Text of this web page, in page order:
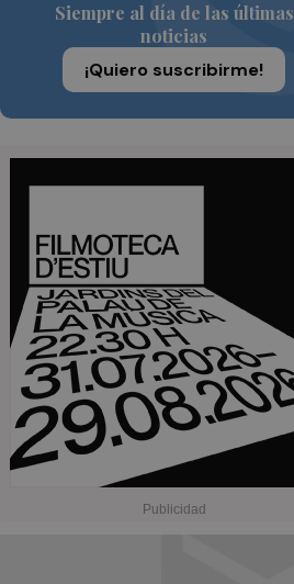
Siempre al día de las últimas
noticias
¡Quiero suscribirme!